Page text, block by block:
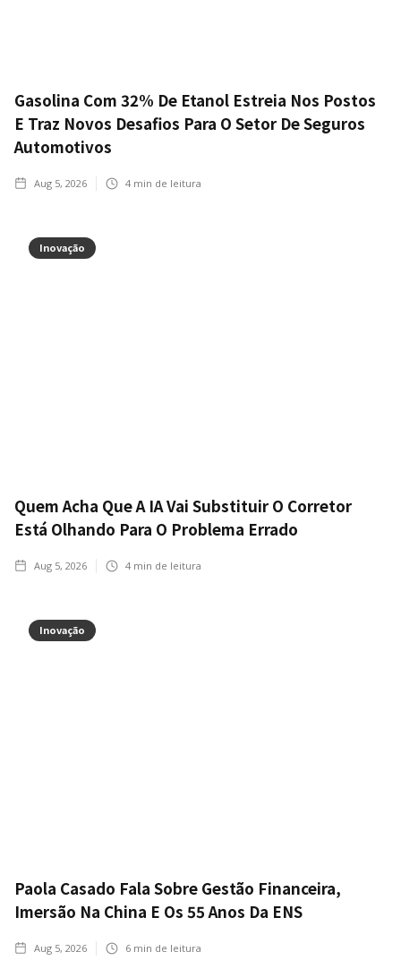
Gasolina Com 32% De Etanol Estreia Nos Postos
E Traz Novos Desafios Para O Setor De Seguros
Automotivos
Aug 5, 2026 4 min de leitura
Inovação
Quem Acha Que A IA Vai Substituir O Corretor
Está Olhando Para O Problema Errado
Aug 5, 2026 4 min de leitura
Inovação
Paola Casado Fala Sobre Gestão Financeira,
Imersão Na China E Os 55 Anos Da ENS
Aug 5, 2026 6 min de leitura